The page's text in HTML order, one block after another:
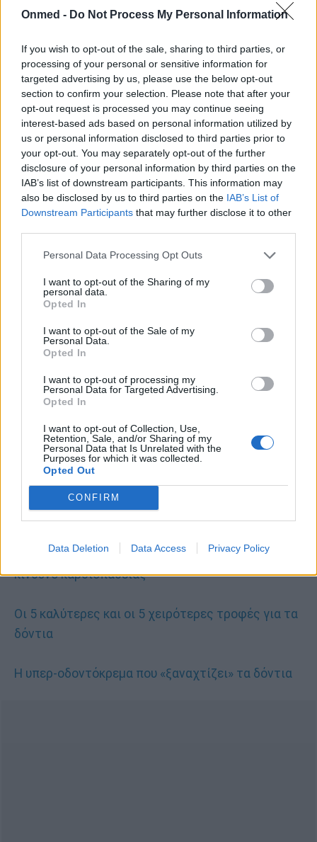
Onmed - Do Not Process My Personal Information
If you wish to opt-out of the sale, sharing to third parties, or
processing of your personal or sensitive information for
targeted advertising by us, please use the below opt-out
section to confirm your selection. Please note that after your
opt-out request is processed you may continue seeing
interest-based ads based on personal information utilized by
us or personal information disclosed to third parties prior to
your opt-out. You may separately opt-out of the further
disclosure of your personal information by third parties on the
IAB’s list of downstream participants. This information may
also be disclosed by us to third parties on the IAB’s List of
Downstream Participants that may further disclose it to other
Personal Data Processing Opt Outs
I want to opt-out of the Sharing of my
personal data.
Opted In
I want to opt-out of the Sale of my
Personal Data.
Opted In
I want to opt-out of processing my
Personal Data for Targeted Advertising.
Opted In
I want to opt-out of Collection, Use,
Retention, Sale, and/or Sharing of my
Personal Data that Is Unrelated with the
Purposes for which it was collected.
Opted Out
CONFIRM
Data Deletion Data Access Privacy Policy
κάνετε και με το τσάι από φύλλα μέντας. Μία
κουταλιά αποξηραμένου τσαγιού μέντας σε μία
κούπα βραστού νερού είναι αρκετή. Αφήστε το
μείγμα για τουλάχιστον 20 λεπτά να
ενσωματωθεί καλά και να κρυώσει αρκετά για να
κάνετε "μπουκώματα". Επίσης, οι στυπτικές
τανίνες στο ισχυρό μαύρο τσάι μπορεί να
βοηθήσουν να μειώσετε τον πόνο και το οίδημα.
Σε αυτήν την περίπτωση, τοποθετήσετε ένα
Βάλτε πάγο
Βάλτε ένα παγάκι σε μία πλαστική σακούλα,
τυλίξτε τη με ένα πανάκι και ακουμπήστε το στο
δόντι για 15 λεπτά, μέχρι να μουδιάσει. Το ίδιο
στην περιοχή που πονάτε. Πολλές φορές τα
σήματα "πάγου" που στέλνουν τα νεύρα στον
εγκέφαλο υπερκαλύπτουν εκείνα του πόνου.
Διαβάστε επίσης:
Το ποτό που απομακρύνει την τερηδόνα σε χρόνο
ρεκόρ!
Ουλίτιδα και περιοδοντίτιδα αυξάνουν τον
κίνδυνο καρδιοπάθειας
Οι 5 καλύτερες και οι 5 χειρότερες τροφές για τα
δόντια
Η υπερ-οδοντόκρεμα που «ξαναχτίζει» τα δόντια